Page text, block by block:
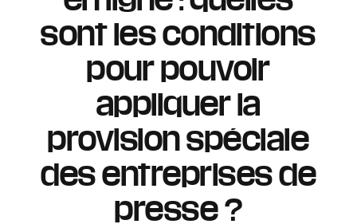
sont les conditions
pour pouvoir
appliquer la
provision spéciale
des entreprises de
presse ?